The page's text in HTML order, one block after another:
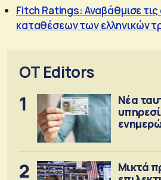
Fitch Ratings: Αναβάθμισε τις
καταθέσεων των ελληνικών
OT Editors
1
Νέα
2
Μικτά